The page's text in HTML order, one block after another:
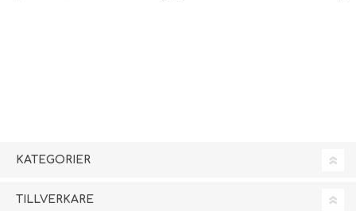
KATEGORIER
TILLVERKARE